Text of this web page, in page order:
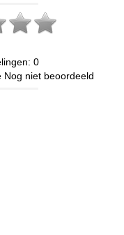
0
Nog niet beoordeeld